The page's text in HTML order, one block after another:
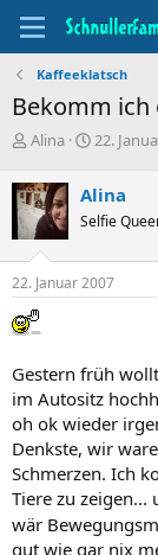
Kaffeeklatsch
Bekomm ich
T
e
m
e
n
s
t
a
r
e
r
Alina
B
i
n
d
a
22.
Alina
Selfie
22. Januar 2007
Gestern früh
im Autositz
oh ok wieder
Denkste, wir
Schmerzen. Ich
Tiere zu
wär
gut wie gar nix